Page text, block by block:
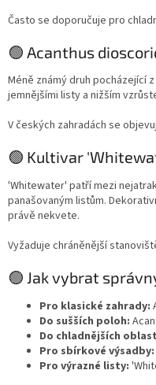
Často se doporučuje pro
🟢 Acanthus
Méně známý druh pocházející
jemnějšími listy a nižším
V českých zahradách se
🟢 Kultivar
'Whitewater' patří mezi
panašovaným listům.
právě nekvete.
Vyžaduje chráněnější
🟢 Jak vybrat
Pro klasické zahrady:
Do sušších poloh:
Do chladnějších
Pro sbírkové výsadby:
Pro výrazné listy: